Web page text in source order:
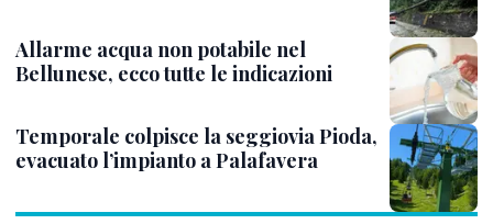
Allarme acqua non potabile nel
Bellunese, ecco tutte le indicazioni
Temporale colpisce la seggiovia Pioda,
evacuato l’impianto a Palafavera